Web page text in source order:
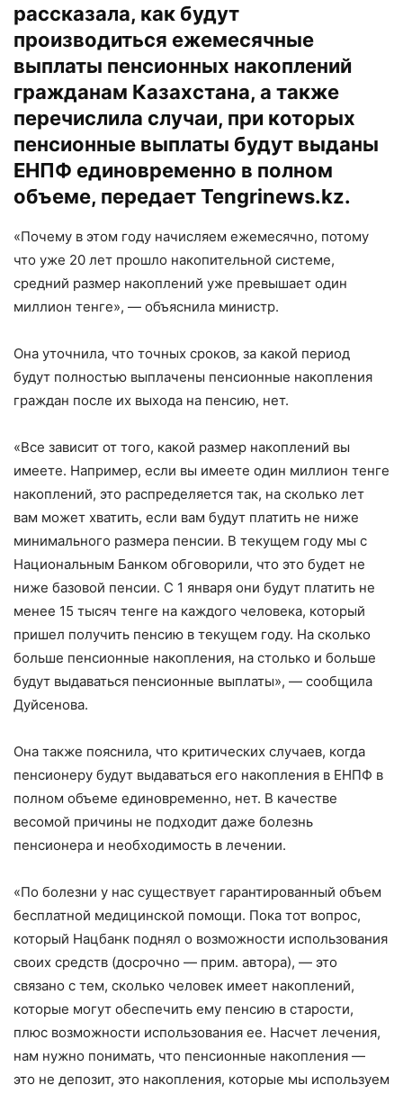
рассказала, как будут
производиться ежемесячные
выплаты пенсионных накоплений
гражданам Казахстана, а также
перечислила случаи, при которых
пенсионные выплаты будут выданы
ЕНПФ единовременно в полном
объеме, передаетTengrinews.kz.
«Почему в этом году начисляем ежемесячно, потому
что уже 20 лет прошло накопительной системе,
средний размер накоплений уже превышает один
миллион тенге», — объяснила министр.
Она уточнила, что точных сроков, за какой период
будут полностью выплачены пенсионные накопления
граждан после их выхода на пенсию, нет.
«Все зависит от того, какой размер накоплений вы
имеете. Например, если вы имеете один миллион тенге
накоплений, это распределяется так, на сколько лет
вам может хватить, если вам будут платить не ниже
минимального размера пенсии. В текущем году мы с
Национальным Банком обговорили, что это будет не
ниже базовой пенсии. С 1 января они будут платить не
менее 15 тысяч тенге на каждого человека, который
пришел получить пенсию в текущем году. На сколько
больше пенсионные накопления, на столько и больше
будут выдаваться пенсионные выплаты», — сообщила
Дуйсенова.
Она также пояснила, что критических случаев, когда
пенсионеру будут выдаваться его накопления в ЕНПФ в
полном объеме единовременно, нет. В качестве
весомой причины не подходит даже болезнь
пенсионера и необходимость в лечении.
«По болезни у нас существует гарантированный объем
бесплатной медицинской помощи. Пока тот вопрос,
который Нацбанк поднял о возможности использования
своих средств (досрочно — прим. автора), — это
связано с тем, сколько человек имеет накоплений,
которые могут обеспечить ему пенсию в старости,
плюс возможности использования ее. Насчет лечения,
нам нужно понимать, что пенсионные накопления —
это не депозит, это накопления, которые мы используем